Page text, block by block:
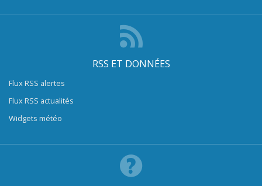
RSS ET DONNÉES
Flux RSS alertes
Flux RSS actualités
Widgets météo